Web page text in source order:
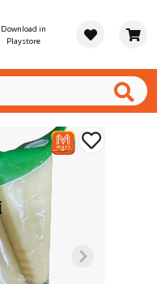
Download in
Playstore